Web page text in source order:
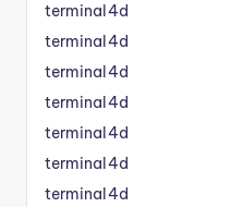
terminal4d
terminal4d
terminal4d
terminal4d
terminal4d
terminal4d
terminal4d